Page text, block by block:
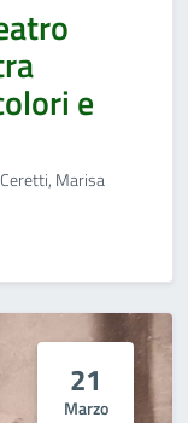
e
Marisa
21
Marzo